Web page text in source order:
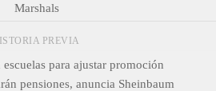
Marshals
PREVIA
para ajustar promoción
pensiones, anuncia Sheinbaum